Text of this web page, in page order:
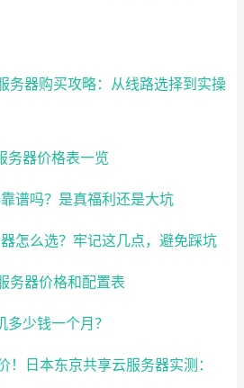
务器购买攻略：从线路选择到实操
务器价格表一览
谱吗？是真福利还是大坑
怎么选？牢记这几点，避免踩坑
务器价格和配置表
少钱一个月？
！日本东京共享云服务器实测：